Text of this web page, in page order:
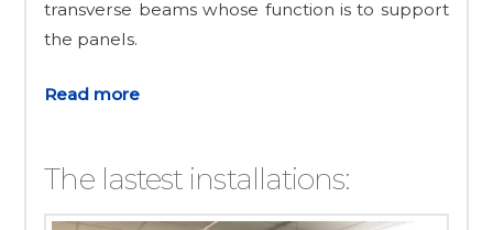
transverse beams whose function is to support
the panels.
Read more
The lastest installations: